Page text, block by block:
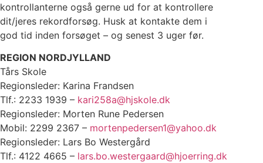
kontrollanterne også gerne ud for at kontrollere
dit/jeres rekordforsøg. Husk at kontakte dem i
god tid inden forsøget – og senest 3 uger før.
REGION NORDJYLLAND
Tårs Skole
Regionsleder: Karina Frandsen
Tlf.: 2233 1939 – kari258a@hjskole.dk
Regionsleder: Morten Rune Pedersen
Mobil: 2299 2367 – mortenpedersen1@yahoo.dk
Regionsleder: Lars Bo Westergård
Tlf.: 4122 4665 – lars.bo.westergaard@hjoerring.dk